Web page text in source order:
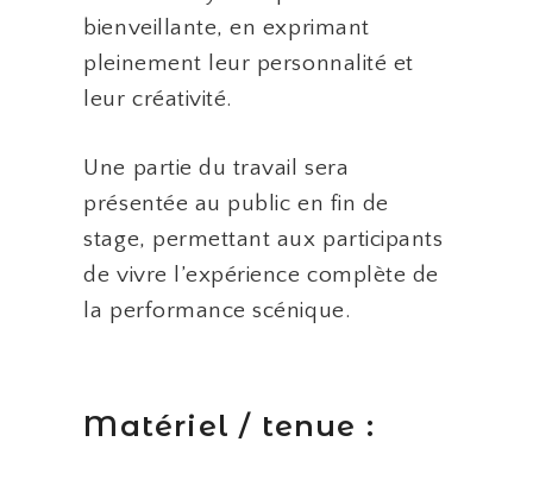
bienveillante, en exprimant
pleinement leur personnalité et
leur créativité.
Une partie du travail sera
présentée au public en fin de
stage, permettant aux participants
de vivre l’expérience complète de
la performance scénique.
Matériel / tenue :